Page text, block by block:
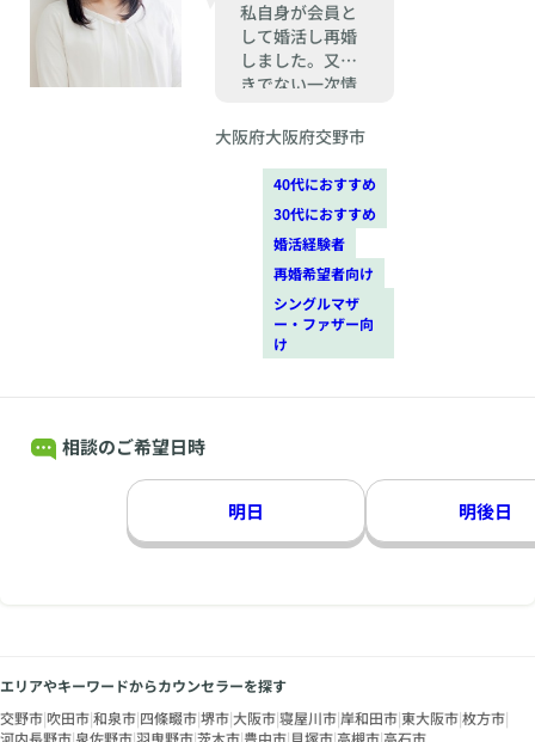
私自身が会員と
して婚活し再婚
しました。又聞
きでない一次情
をご一緒しま
大阪府大阪府交野市
40代におすすめ
30代におすすめ
婚活経験者
再婚希望者向け
シングルマザ
ー・ファザー向
け
相談のご希望日時
明日 明後日
エリアやキーワードからカウンセラーを探す
交野市|吹田市|和泉市|四條畷市|堺市|大阪市|寝屋川市|岸和田市|東大阪市|枚方市|
河内長野市|泉佐野市|羽曳野市|茨木市|豊中市|貝塚市|高槻市|高石市